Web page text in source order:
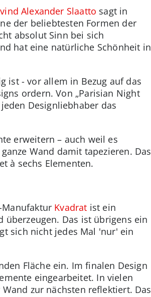
Alexander Slaatto sagt in
der beliebtesten Formen der
absolut Sinn bei sich
hat eine natürliche Schönheit in
ist - vor allem in Bezug auf das
ordern. Von „Parisian Night
Designliebhaber das
erweitern – auch weil es
Wand damit tapezieren. Das
à sechs Elementen.
Kvadrat ist ein
Das ist übrigens ein
sich nicht jedes Mal 'nur' ein
Fläche ein. Im finalen Design
eingearbeitet. In vielen
zur nächsten reflektiert. Das